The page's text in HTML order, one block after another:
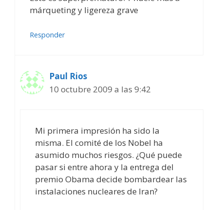
márqueting y ligereza grave
Responder
Paul Rios
10 octubre 2009 a las 9:42
Mi primera impresión ha sido la
misma. El comité de los Nobel ha
asumido muchos riesgos. ¿Qué puede
pasar si entre ahora y la entrega del
premio Obama decide bombardear las
instalaciones nucleares de Iran?